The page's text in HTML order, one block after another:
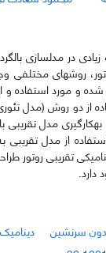
در مدلسازی
روش­های مختلفی
و مورد استفاده و
(مدل تئوری مبتنی بر
مدل
از مدل تقریبی
تقریبی روتور
سرنشین